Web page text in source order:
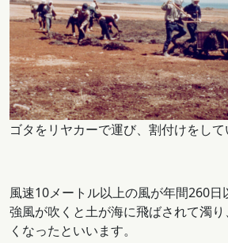
ゴタをリヤカーで運び、割付けをし
風速10メートル以上の風が年間260日
強風が吹くと土が海に飛ばされて濁
くなったといいます。